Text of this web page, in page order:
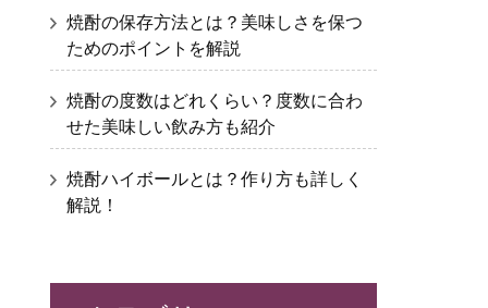
焼酎の保存方法とは？美味しさを保つ
ためのポイントを解説
焼酎の度数はどれくらい？度数に合わ
せた美味しい飲み方も紹介
焼酎ハイボールとは？作り方も詳しく
解説！